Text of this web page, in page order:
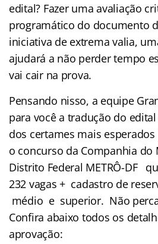
edital? Fazer uma avaliação
programático do documento
iniciativa de extrema valia,
ajudará a não perder tempo
vai cair na prova.
Pensando nisso, a equipe
para você a tradução do
dos certames mais
o concurso da Companhia
Distrito Federal METRÔ-DF
232 vagas + cadastro de
médio e superior. Não
Confira abaixo todos os
aprovação: